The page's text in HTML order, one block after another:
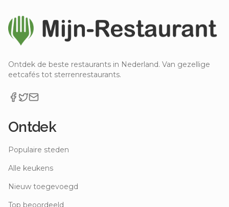
Ontdek de beste restaurants in Nederland. Van gezellige
eetcafés tot sterrenrestaurants.
Ontdek
Populaire steden
Alle keukens
Nieuw toegevoegd
Top beoordeeld